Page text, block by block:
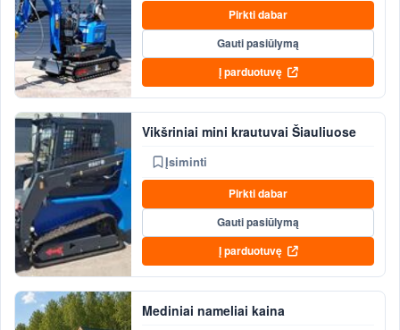
Pirkti dabar
Gauti pasiūlymą
Į parduotuvę
Vikšriniai mini krautuvai Šiauliuose
Įsiminti
Pirkti dabar
Gauti pasiūlymą
Į parduotuvę
Mediniai nameliai kaina